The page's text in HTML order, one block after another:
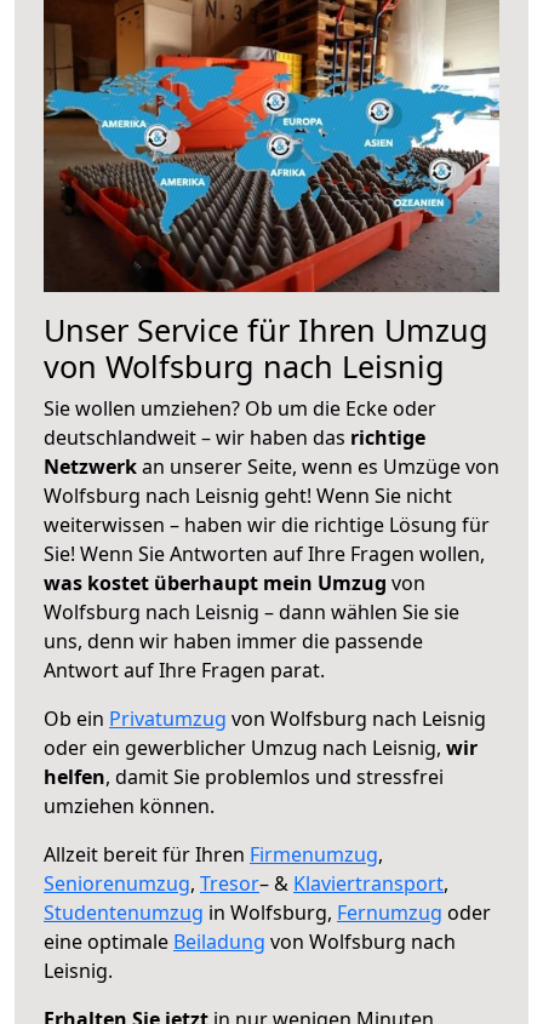
Unser Service für Ihren Umzug
von Wolfsburg nach Leisnig
Sie wollen umziehen? Ob um die Ecke oder
deutschlandweit – wir haben das richtige
Netzwerkan unserer Seite, wenn es Umzüge von
Wolfsburg nach Leisnig geht! Wenn Sie nicht
weiterwissen – haben wir die richtige Lösung für
Sie! Wenn Sie Antworten auf Ihre Fragen wollen,
was kostet überhaupt mein Umzug von
Wolfsburg nach Leisnig – dann wählen Sie sie
uns, denn wir haben immer die passende
Antwort auf Ihre Fragen parat.
Ob ein Privatumzug von Wolfsburg nach Leisnig
oder ein gewerblicher Umzug nach Leisnig, wir
helfen, damit Sie problemlos und stressfrei
umziehen können.
Allzeit bereit für Ihren Firmenumzug,
Seniorenumzug, Tresor– & Klaviertransport,
Studentenumzug in Wolfsburg, Fernumzug oder
eine optimale Beiladung von Wolfsburg nach
Leisnig.